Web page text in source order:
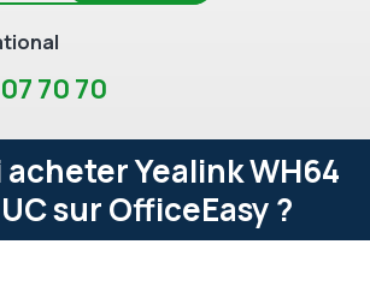
70 70
Yealink WH64
sur OfficeEasy ?